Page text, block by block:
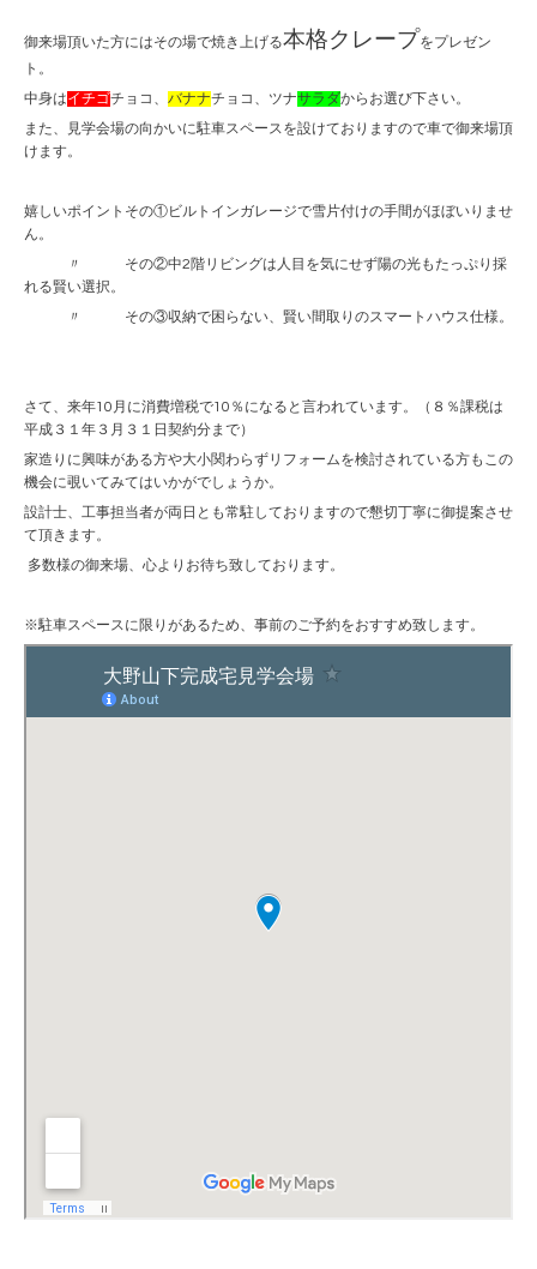
御来場頂いた方にはその場で焼き上げる本格クレープをプレゼン
ト。
中身はイチゴチョコ、 バナナチョコ、ツナサラダからお選び下さい。
また、見学会場の向かいに駐車スペースを設けておりますので車で御来場頂
けます。
嬉しいポイントその①ビルトインガレージで雪片付けの手間がほぼいりませ
ん。
〃 その②中2階リビングは人目を気にせず陽の光もたっぷり採
れる賢い選択。
〃 その③収納で困らない、賢い間取りのスマートハウス仕様。
さて、来年10月に消費増税で10％になると言われています。（８％課税は
平成３１年３月３１日契約分まで）
家造りに興味がある方や大小関わらずリフォームを検討されている方もこの
機会に覗いてみてはいかがでしょうか。
設計士、工事担当者が両日とも常駐しておりますので懇切丁寧に御提案させ
て頂きます。
多数様の御来場、心よりお待ち致しております。
※駐車スペースに限りがあるため、事前のご予約をおすすめ致します。